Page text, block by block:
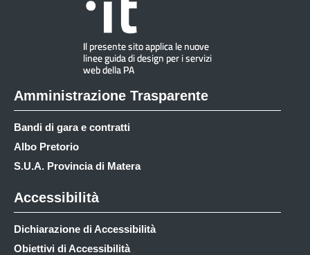
Amministrazione Trasparente
Bandi di gara e contratti
Albo Pretorio
S.U.A. Provincia di Matera
Accessibilità
Dichiarazione di Accessibilità
Obiettivi di Accessibilità